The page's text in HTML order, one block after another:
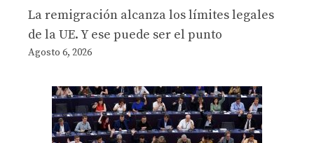
La remigración alcanza los límites legales
de la UE. Y ese puede ser el punto
Agosto 6, 2026